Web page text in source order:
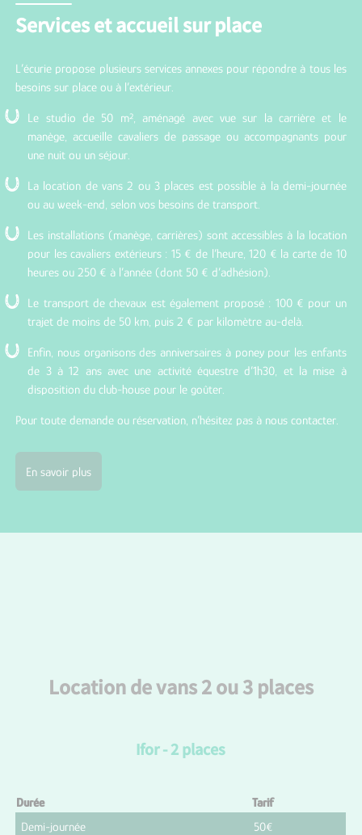
Services et accueil sur place
L’écurie propose plusieurs services annexes pour répondre à tous les
besoins sur place ou à l’extérieur.
Le studio de 50 m², aménagé avec vue sur la carrière et le
manège, accueille cavaliers de passage ou accompagnants pour
une nuit ou un séjour.
La location de vans 2 ou 3 places est possible à la demi-journée
ou au week-end, selon vos besoins de transport.
Les installations (manège, carrières) sont accessibles à la location
pour les cavaliers extérieurs : 15 € de l’heure, 120 € la carte de 10
heures ou 250 € à l’année (dont 50 € d’adhésion).
Le transport de chevaux est également proposé : 100 € pour un
trajet de moins de 50 km, puis 2 € par kilomètre au-delà.
Enfin, nous organisons des anniversaires à poney pour les enfants
de 3 à 12 ans avec une activité équestre d’1h30, et la mise à
disposition du club-house pour le goûter.
Pour toute demande ou réservation, n’hésitez pas à nous contacter.
En savoir plus
Location de vans 2 ou 3 places
Ifor - 2 places
Durée
Tarif
Demi-journée
50€